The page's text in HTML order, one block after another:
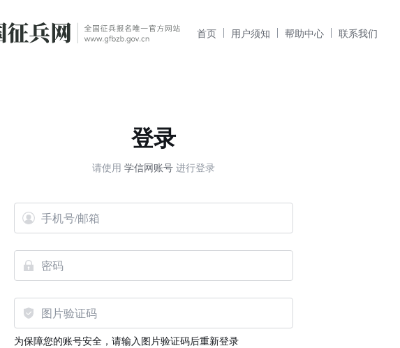
首页 用户须知 帮助中心 联系我们
登录
请使用 学信网账号进行登录
为保障您的账号安全，请输入图片验证码后重新登录